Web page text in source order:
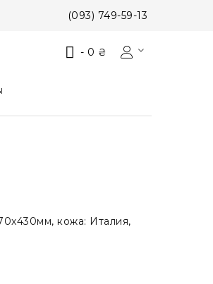
(093) 749-59-13
- 0 ₴
кожа: Италия,